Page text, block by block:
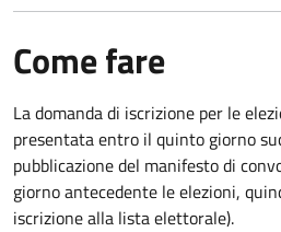
Come fare
La domanda di iscrizione per le
presentata entro il quinto giorno
pubblicazione del manifesto di
giorno antecedente le elezioni,
iscrizione alla lista elettorale).